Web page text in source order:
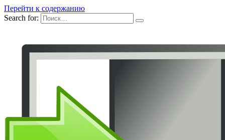
Перейти к содержанию
Search for: